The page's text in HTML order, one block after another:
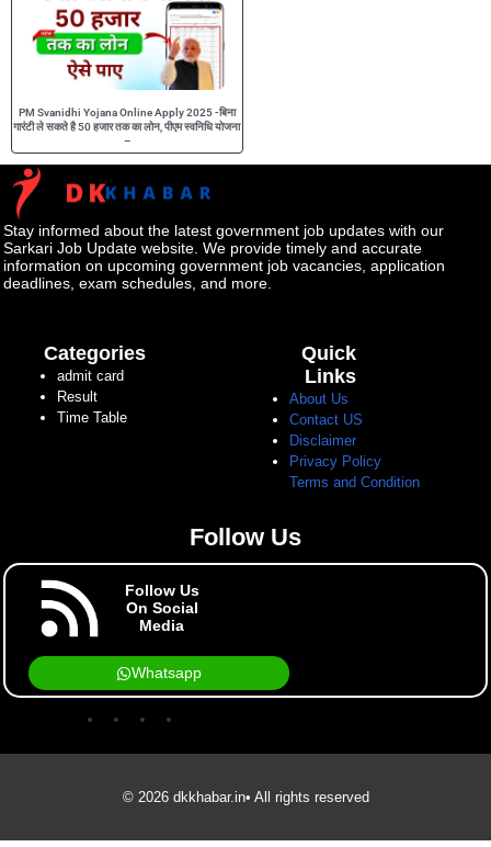
PM Svanidhi Yojana Online Apply 2025 -बिना
गारंटी ले सकते है 50 हजार तक का लोन, पीएम स्वनिधि योजना
–
Stay informed about the latest government job updates with our
Sarkari Job Update website. We provide timely and accurate
information on upcoming government job vacancies, application
deadlines, exam schedules, and more.
Categories
admit card
Result
Time Table
Quick
Links
About Us
Contact US
Disclaimer
Privacy Policy
Terms and Condition
Follow Us
Follow Us
On Social
Media
Whatsapp
© 2026 dkkhabar.in• All rights reserved